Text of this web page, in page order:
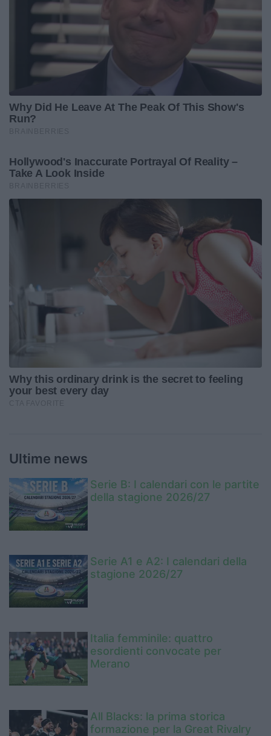
Ultime news
Serie B: I calendari con le partite
della stagione 2026/27
Serie A1 e A2: I calendari della
stagione 2026/27
Italia femminile: quattro
esordienti convocate per
Merano
All Blacks: la prima storica
formazione per la Great Rivalry